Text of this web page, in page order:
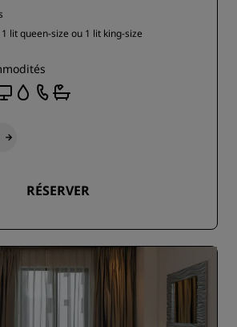
1 lit queen-size ou 1 lit king-size
RÉSERVER